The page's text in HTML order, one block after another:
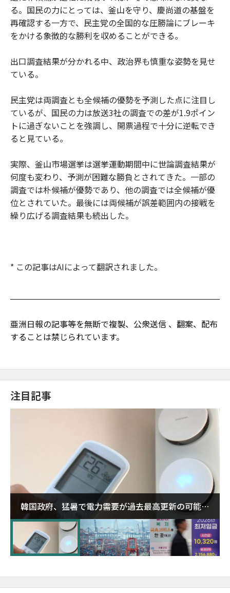
る。国民の力にとっては、釜山を守り、慶尚道の基盤を
再確認する一方で、民主党の全国的な圧勝論にブレーキ
をかける象徴的な勝利を収めることができる。
出口調査結果が分かれる中、政治界も慎重な姿勢を見せ
ている。
民主党は両調査とも全候補の優勢を予測した点に注目し
ているが、国民の力は放送3社の調査での差が1.9ポイン
トに過ぎないことを強調し、開票過程で十分に逆転でき
ると見ている。
実際、釜山市場選挙は選挙運動期間中に世論調査結果が
何度も変わり、予測が困難な勝負とされてきた。一部の
調査では朴候補が優勢であり、他の調査では全候補が優
位とされていた。最後には両候補が誤差範囲内の接戦を
繰り広げる調査結果も続出した。
* この記事はAIによって翻訳されました。
亜洲日報の記事等を無断で複製、公衆送信 、翻案、配布
することは禁じられています。
注目記事
韓国政府、猛暑で電力需要が過去最高更新の可能性
に需給対応体制を点検